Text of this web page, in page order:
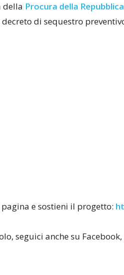
della Procura della
di sequestro
e sostieni il progetto:
seguici anche su Facebook,